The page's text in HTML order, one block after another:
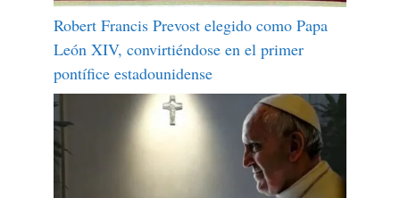
Robert Francis Prevost elegido como Papa
León XIV, convirtiéndose en el primer
pontífice estadounidense